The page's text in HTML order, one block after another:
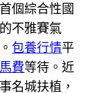
個綜合性國
的不雅賽氣
包養行情平
費等待。近
名城扶植，